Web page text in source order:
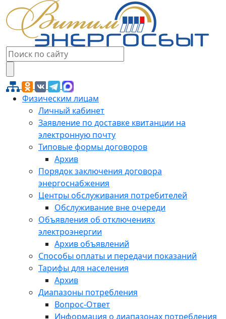
Физическим лицам
Личный кабинет
Заявление по доставке квитанции на
электронную почту
Типовые формы договоров
Архив
Порядок заключения договора
энергоснабжения
Центры обслуживания потребителей
Обслуживание вне очереди
Объявления об отключениях
электроэнергии
Архив объявлений
Способы оплаты и передачи показаний
Тарифы для населения
Архив
Диапазоны потребления
Вопрос-Ответ
Информация о диапазонах потребления